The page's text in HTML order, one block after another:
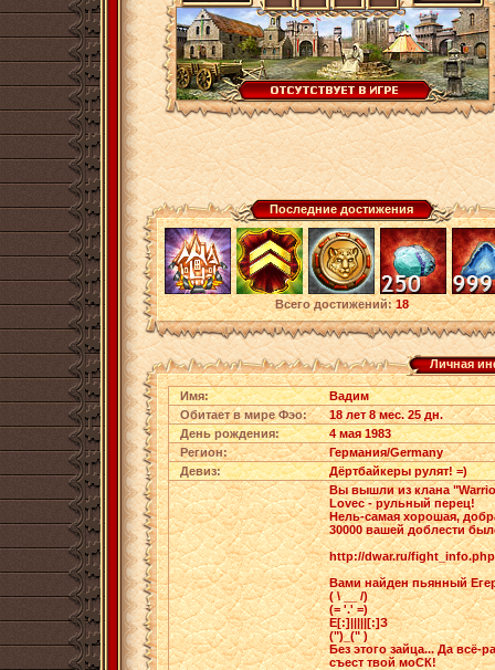
Последние достижения
Всего достижений: 18
Личная
Имя:
Вадим
Обитает в мире Фэо:
18 лет 8 мес. 25 дн.
День рождения:
4 мая 1983
Регион:
Германия/Germany
Девиз:
Дёртбайкеры рулят! =)
Вы вышли из клана
Lovec - рульный перец!
Нель-самая хорошая,
30000 вашей доблести
http://dwar.ru/
Вами найден пьянный
( \ __ /)
(= '.' =)
E[:]|||||[:]З
(")_(" )
Без этого зайца... Да всё-
съест твой моСК!